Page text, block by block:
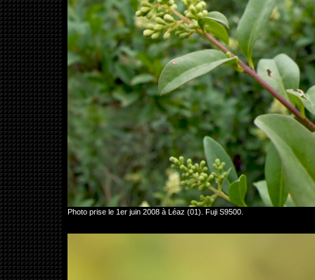
Photo prise le 1er juin 2008 à Léaz (01). Fuji S9500.